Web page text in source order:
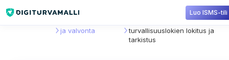
Luo ISMS-tili
ja valvonta
turvallisuuslokien lokitus ja
tarkistus